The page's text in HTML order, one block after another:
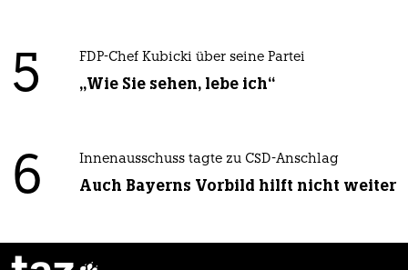
5 FDP-Chef Kubicki über seine Partei
„Wie Sie sehen, lebe ich“
6 Innenausschuss tagte zu CSD-Anschlag
Auch Bayerns Vorbild hilft nicht weiter